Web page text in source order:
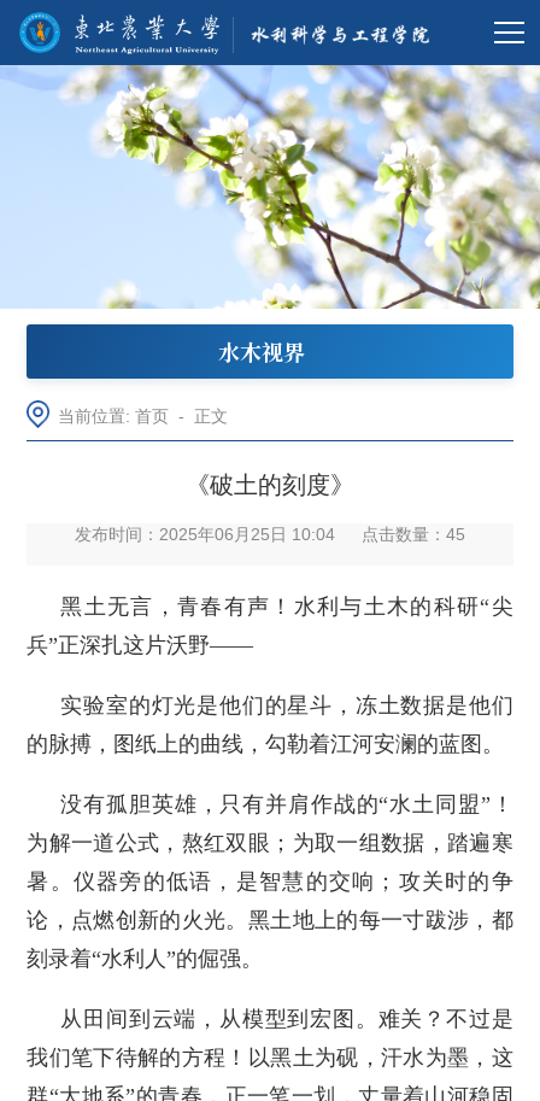
水木视界
当前位置:首页 - 正文
《破土的刻度》
发布时间：2025年06月25日 10:04 点击数量： 45
黑土无言，青春有声！水利与土木的科研“尖
兵”正深扎这片沃野——
实验室的灯光是他们的星斗，冻土数据是他们
的脉搏，图纸上的曲线，勾勒着江河安澜的蓝图。
没有孤胆英雄，只有并肩作战的“水土同盟”！
为解一道公式，熬红双眼；为取一组数据，踏遍寒
暑。仪器旁的低语，是智慧的交响；攻关时的争
论，点燃创新的火光。黑土地上的每一寸跋涉，都
刻录着“水利人”的倔强。
从田间到云端，从模型到宏图。难关？不过是
我们笔下待解的方程！以黑土为砚，汗水为墨，这
群“大地系”的青春，正一笔一划，丈量着山河稳固